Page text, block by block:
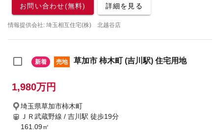
お問い合わせ(無料) 詳細を見る
情報提供会社: 埼玉相互住宅(株) 北越谷店
新着 売地 草加市 柿木町 (吉川駅) 住宅用地
1,980万円
埼玉県草加市柿木町
ＪＲ武蔵野線 / 吉川駅 徒歩19分
161.09㎡